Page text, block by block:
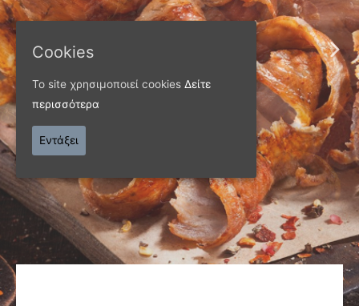
ΠΑΝΩ ΑΠΟ 40 ΧΡΟΝΙΑ
Παράγουμε προϊόντα
Γνωρίστε μας
Cookies
Το site χρησιμοποιεί cookies Δείτε
περισσότερα
Εντάξει